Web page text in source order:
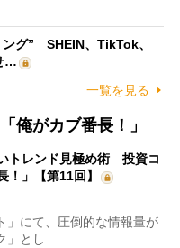
グ” SHEIN、TikTok、
…
一覧を見る
俺がカブ番長！」
トレンド見極め術 投資コ
！」【第11回】
にて、圧倒的な情報量が
」とし…